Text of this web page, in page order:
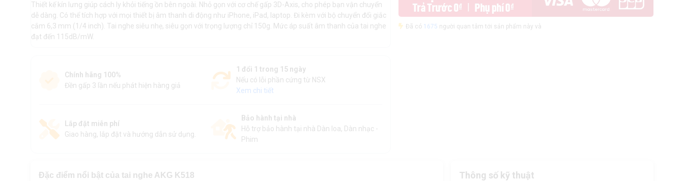
Thiết kế kín lưng giúp cách ly khỏi tiếng ồn bên ngoài. Nhỏ gọn với cơ chế gấp 3D-Axis, cho phép bạn vận chuyển
dễ dàng. Có thể tích hợp với mọi thiết bị âm thanh di động như iPhone, iPad, laptop. Đi kèm với bộ chuyển đổi giắc
cắm 6,3 mm (1/4 inch). Tai nghe siêu nhẹ, siêu gọn với trọng lượng chỉ 150g. Mức áp suất âm thanh của tai nghe
đạt đến 115dB/mW.
Chính hãng 100%
Đền gấp 3 lần nếu phát hiện hàng giả
1 đổi 1 trong 15 ngày
Nếu có lỗi phần cứng từ NSX
Xem chi tiết
Lắp đặt miễn phí
Giao hàng, lắp đặt và hướng dẫn sử dụng.
Bảo hành tại nhà
Hỗ trợ bảo hành tại nhà Dàn loa, Dàn nhạc -
Phim
Đã có 1675 người quan tâm tới sản phẩm này và
Đặc điểm nổi bật của tai nghe AKG K518
Thông số kỹ thuật